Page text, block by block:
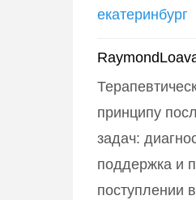
екатеринбург
принципу
задач:
поддержка и
поступлении